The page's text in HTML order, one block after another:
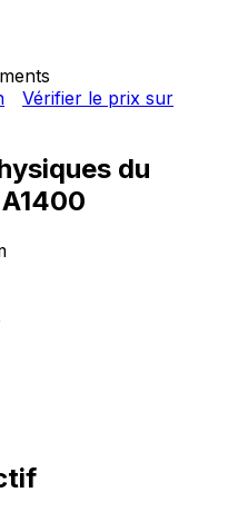
Vérifier le prix sur
du